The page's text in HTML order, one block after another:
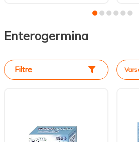
Enterogermina
Filtre